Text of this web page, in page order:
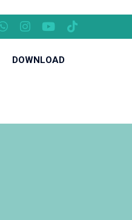
DOWNLOAD